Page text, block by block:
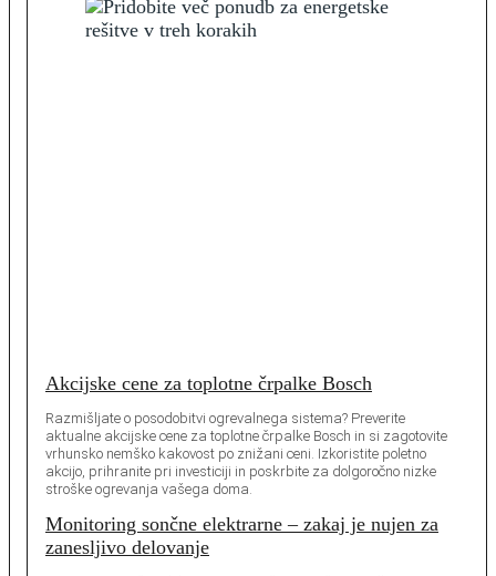
Akcijske cene za toplotne črpalke Bosch
Razmišljate o posodobitvi ogrevalnega sistema? Preverite
aktualne akcijske cene za toplotne črpalke Bosch in si zagotovite
vrhunsko nemško kakovost po znižani ceni. Izkoristite poletno
akcijo, prihranite pri investiciji in poskrbite za dolgoročno nizke
stroške ogrevanja vašega doma.
Monitoring sončne elektrarne – zakaj je nujen za
zanesljivo delovanje